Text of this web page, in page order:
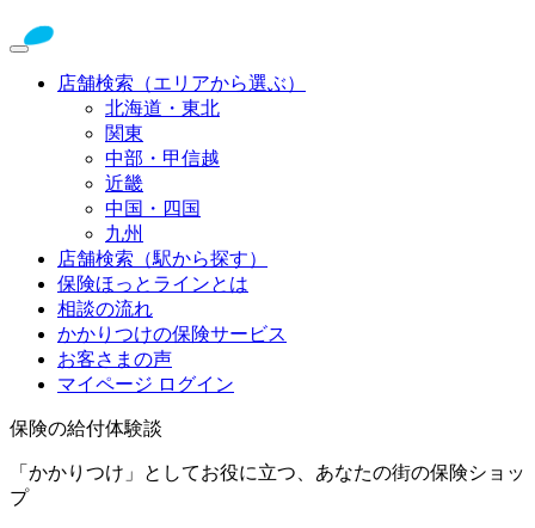
店舗検索（エリアから選ぶ）
北海道・東北
関東
中部・甲信越
近畿
中国・四国
九州
店舗検索（駅から探す）
保険ほっとラインとは
相談の流れ
かかりつけの保険サービス
お客さまの声
マイページ ログイン
保険の給付体験談
「かかりつけ」としてお役に立つ、あなたの街の保険ショッ
プ